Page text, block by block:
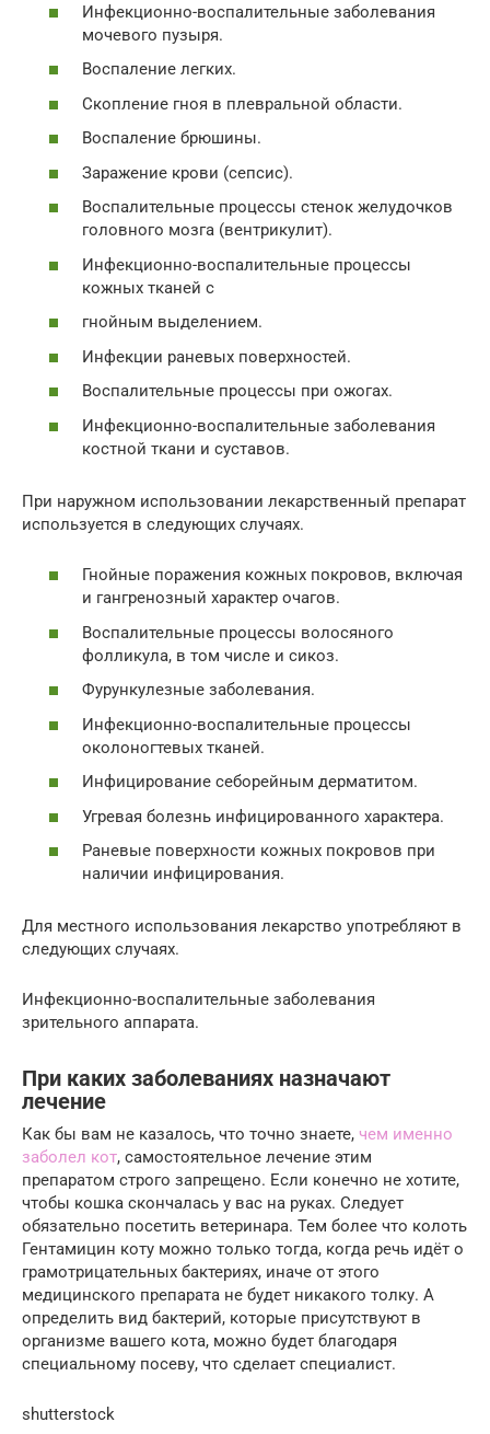
Инфекционно-воспалительные заболевания
мочевого пузыря.
Воспаление легких.
Скопление гноя в плевральной области.
Воспаление брюшины.
Заражение крови (сепсис).
Воспалительные процессы стенок желудочков
головного мозга (вентрикулит).
Инфекционно-воспалительные процессы
кожных тканей с
гнойным выделением.
Инфекции раневых поверхностей.
Воспалительные процессы при ожогах.
Инфекционно-воспалительные заболевания
костной ткани и суставов.
При наружном использовании лекарственный препарат
используется в следующих случаях.
Гнойные поражения кожных покровов, включая
и гангренозный характер очагов.
Воспалительные процессы волосяного
фолликула, в том числе и сикоз.
Фурункулезные заболевания.
Инфекционно-воспалительные процессы
околоногтевых тканей.
Инфицирование себорейным дерматитом.
Угревая болезнь инфицированного характера.
Раневые поверхности кожных покровов при
наличии инфицирования.
Для местного использования лекарство употребляют в
следующих случаях.
Инфекционно-воспалительные заболевания
зрительного аппарата.
При каких заболеваниях назначают
лечение
Как бы вам не казалось, что точно знаете, чем именно
заболел кот, самостоятельное лечение этим
препаратом строго запрещено. Если конечно не хотите,
чтобы кошка скончалась у вас на руках. Следует
обязательно посетить ветеринара. Тем более что колоть
Гентамицин коту можно только тогда, когда речь идёт о
грамотрицательных бактериях, иначе от этого
медицинского препарата не будет никакого толку. А
определить вид бактерий, которые присутствуют в
организме вашего кота, можно будет благодаря
специальному посеву, что сделает специалист.
shutterstock